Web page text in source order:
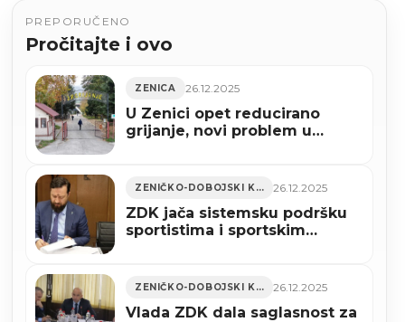
PREPORUČENO
Pročitajte i ovo
ZENICA 26.12.2025
U Zenici opet reducirano
grijanje, novi problem u
ZENIČKO-DOBOJSKI KANTON 26.12.2025
ZDK jača sistemsku podršku
sportistima i sportskim
ZENIČKO-DOBOJSKI KANTON 26.12.2025
Vlada ZDK dala saglasnost za